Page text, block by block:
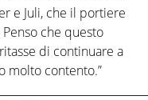
e Juli, che il portiere
che questo
di continuare a
molto contento.”